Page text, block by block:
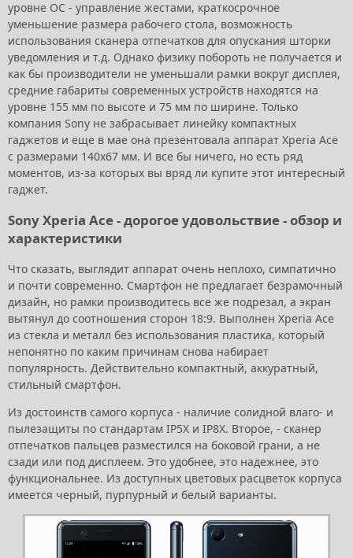
уровне ОС - управление жестами, краткосрочное
уменьшение размера рабочего стола, возможность
использования сканера отпечатков для опускания шторки
уведомления и т.д. Однако физику побороть не получается и
как бы производители не уменьшали рамки вокруг дисплея,
средние габариты современных устройств находятся на
уровне 155 мм по высоте и 75 мм по ширине. Только
компания Sony не забрасывает линейку компактных
гаджетов и еще в мае она презентовала аппарат Xperia Ace
с размерами 140х67 мм. И все бы ничего, но есть ряд
моментов, из-за которых вы вряд ли купите этот интересный
гаджет.
Sony Xperia Ace - дорогое удовольствие - обзор и
характеристики
Что сказать, выглядит аппарат очень неплохо, симпатично
и почти современно. Смартфон не предлагает безрамочный
дизайн, но рамки производитесь все же подрезал, а экран
вытянул до соотношения сторон 18:9. Выполнен Xperia Ace
из стекла и металл без использования пластика, который
непонятно по каким причинам снова набирает
популярность. Действительно компактный, аккуратный,
стильный смартфон.
Из достоинств самого корпуса - наличие солидной влаго- и
пылезащиты по стандартам IP5X и IP8X. Второе, - сканер
отпечатков пальцев разместился на боковой грани, а не
сзади или под дисплеем. Это удобнее, это надежнее, это
функциональнее. Из доступных цветовых расцветок корпуса
имеется черный, пурпурный и белый варианты.